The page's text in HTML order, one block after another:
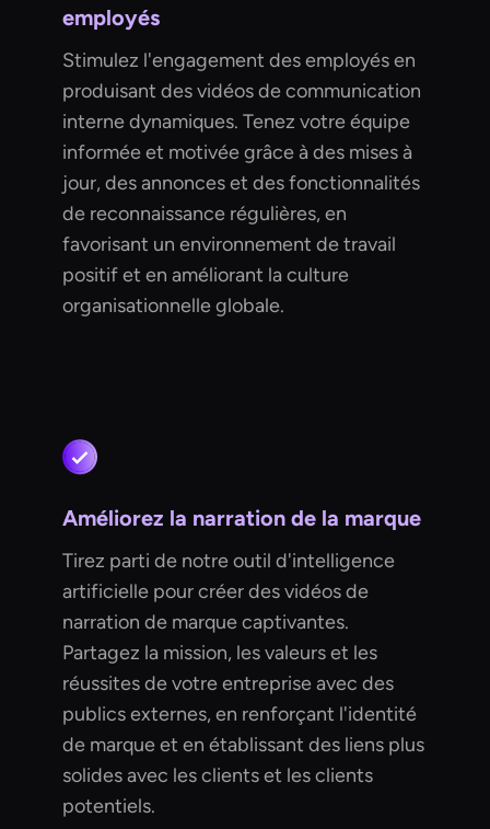
employés
Stimulez l'engagement des employés en
produisant des vidéos de communication
interne dynamiques. Tenez votre équipe
informée et motivée grâce à des mises à
jour, des annonces et des fonctionnalités
de reconnaissance régulières, en
favorisant un environnement de travail
positif et en améliorant la culture
organisationnelle globale.
Améliorez la narration de la marque
Tirez parti de notre outil d'intelligence
artificielle pour créer des vidéos de
narration de marque captivantes.
Partagez la mission, les valeurs et les
réussites de votre entreprise avec des
publics externes, en renforçant l'identité
de marque et en établissant des liens plus
solides avec les clients et les clients
potentiels.